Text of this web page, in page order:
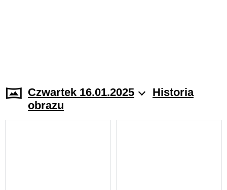
Czwartek 16.01.2025
Historia
obrazu